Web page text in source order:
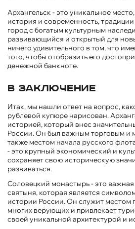
Архангельск - это уникальное
история и современность,
город с богатым культурным
развивающийся и открытый для
ничего удивительного в том, что
того, чтобы отобразить его
денежной банкноте.
В заключение
Итак, мы нашли ответ на вопрос,
рублевой купюре нарисован.
историей, который внес
России. Он был важным торговым и
также местом начала русского
- это крупный экономический и
сохраняет свою историческую
развиваться.
Соловецкий монастырь - это
святыня, которая является
истории России. Он служит местом
многих верующих и привлекает
своей уникальной архитектурой и